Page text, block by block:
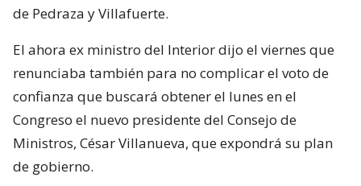
de Pedraza y Villafuerte.
El ahora ex ministro del Interior dijo el viernes que
renunciaba también para no complicar el voto de
confianza que buscará obtener el lunes en el
Congreso el nuevo presidente del Consejo de
Ministros, César Villanueva, que expondrá su plan
de gobierno.